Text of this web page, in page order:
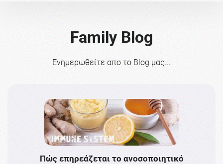
Family Blog
Ενημερωθείτε απο το Blog μας...
Πώς επηρεάζεται το ανοσοποιητικό